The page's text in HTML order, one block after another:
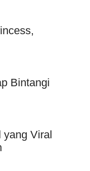
Bintangi
yang Viral